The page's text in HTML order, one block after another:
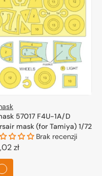
57017 F4U-1A/D
mask (for Tamiya) 1/72
Brak recenzji
zł